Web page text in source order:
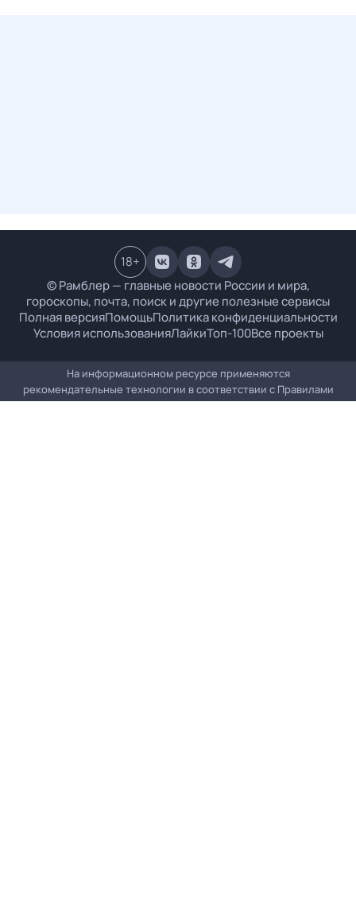
© Рамблер — главные новости России и мира,
гороскопы, почта, поиск и другие полезные сервисы
Полная версияПомощьПолитика конфиденциальности
Условия использованияЛайкиТоп-100Все проекты
18+
На информационном ресурсе применяются
рекомендательные технологии в соответствии с Правилами